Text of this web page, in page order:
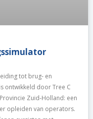
tot brug- en
ontwikkeld door Tree C
Zuid-Holland: een
opleiden van operators.